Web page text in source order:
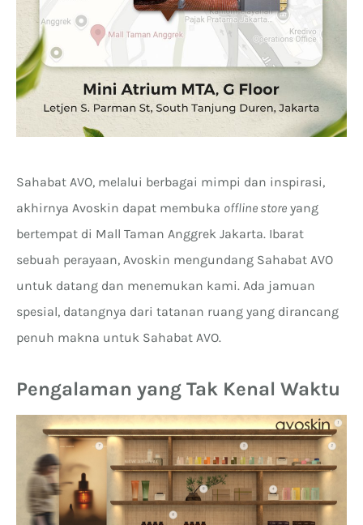
Sahabat AVO, melalui berbagai mimpi dan inspirasi,
akhirnya Avoskin dapat membuka offline store yang
bertempat di Mall Taman Anggrek Jakarta. Ibarat
sebuah perayaan, Avoskin mengundang Sahabat AVO
untuk datang dan menemukan kami. Ada jamuan
spesial, datangnya dari tatanan ruang yang dirancang
penuh makna untuk Sahabat AVO.
Pengalaman yang Tak Kenal Waktu